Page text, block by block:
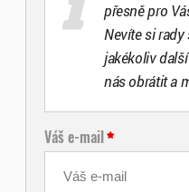
přesně pro
Nevíte si rady
jakékoliv
nás obrátit a
Váš e-mail